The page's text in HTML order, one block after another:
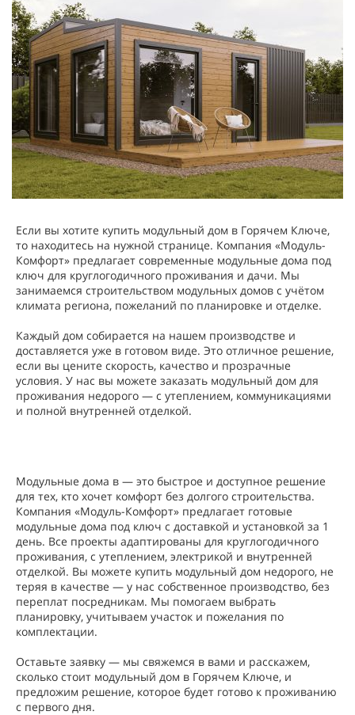
Если вы хотите купить модульный дом в Горячем Ключе,
то находитесь на нужной странице. Компания «Модуль-
Комфорт» предлагает современные модульные дома под
ключ для круглогодичного проживания и дачи. Мы
занимаемся строительством модульных домов с учётом
климата региона, пожеланий по планировке и отделке.
Каждый дом собирается на нашем производстве и
доставляется уже в готовом виде. Это отличное решение,
если вы цените скорость, качество и прозрачные
условия. У нас вы можете заказать модульный дом для
проживания недорого — с утеплением, коммуникациями
и полной внутренней отделкой.
Модульные дома в — это быстрое и доступное решение
для тех, кто хочет комфорт без долгого строительства.
Компания «Модуль-Комфорт» предлагает готовые
модульные дома под ключ с доставкой и установкой за 1
день. Все проекты адаптированы для круглогодичного
проживания, с утеплением, электрикой и внутренней
отделкой. Вы можете купить модульный дом недорого, не
теряя в качестве — у нас собственное производство, без
переплат посредникам. Мы помогаем выбрать
планировку, учитываем участок и пожелания по
комплектации.
Оставьте заявку — мы свяжемся в вами и расскажем,
сколько стоит модульный дом в Горячем Ключе, и
предложим решение, которое будет готово к проживанию
с первого дня.